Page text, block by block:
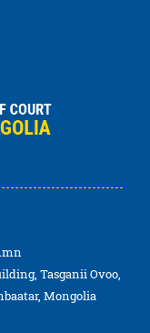
Tasganii Ovoo,
Mongolia